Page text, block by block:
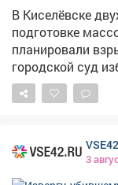
В Киселёвске
подготовке
планировали взрыв и
городской суд
юношиобсуждали
огнестрельное оружие . –
подготовку к
3